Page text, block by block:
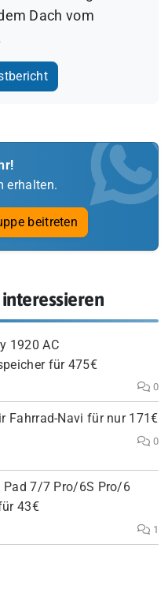
Dach vom
erhalten.
beitreten
1920 AC
für 475€
0
Fahrrad-Navi für nur 171€
0
7/7 Pro/6S Pro/6
43€
1